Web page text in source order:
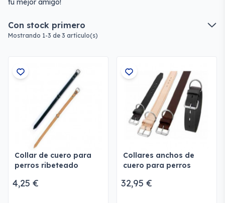
tu mejor amigo!
Con stock primero
Mostrando 1-3 de 3 artículo(s)
Collar de cuero para
perros ribeteado
4,25 €
Collares anchos de
cuero para perros
32,95 €